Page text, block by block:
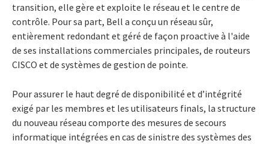
transition, elle gère et exploite le réseau et le centre de
contrôle. Pour sa part, Bell a conçu un réseau sûr,
entièrement redondant et géré de façon proactive à l'aide
de ses installations commerciales principales, de routeurs
CISCO et de systèmes de gestion de pointe.
Pour assurer le haut degré de disponibilité et d’intégrité
exigé par les membres et les utilisateurs finals, la structure
du nouveau réseau comporte des mesures de secours
informatique intégrées en cas de sinistre des systèmes des